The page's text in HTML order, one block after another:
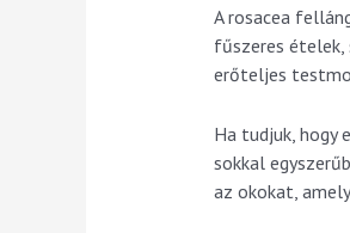
A rosacea
fűszeres ételek,
erőteljes
Ha tudjuk, hogy
sokkal
az okokat,